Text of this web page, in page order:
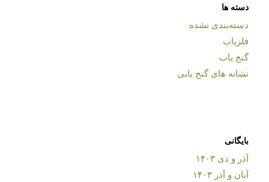
دسته ها
دسته‌بندی نشده
فلزیاب
گنج یاب
نشانه های گنج یابی
بایگانی
آذر و دی ۱۴۰۳
آبان و آذر ۱۴۰۳